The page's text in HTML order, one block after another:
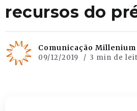
recursos do
Comunicação Millenium
09/12/2019 3 min de